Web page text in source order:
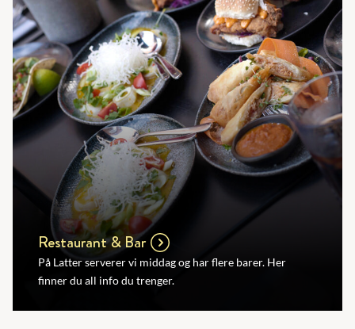
Restaurant & Bar
På Latter serverer vi middag og har flere barer. Her
finner du all info du trenger.